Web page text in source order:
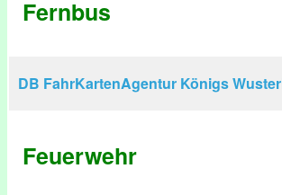
Fernbus
DB FahrKartenAgentur Königs
Feuerwehr